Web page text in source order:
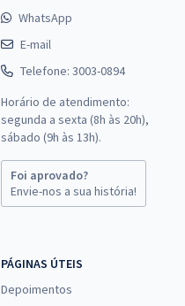
WhatsApp
E-mail
Telefone: 3003-0894
Horário de atendimento:
segunda a sexta (8h às 20h),
sábado (9h às 13h).
Foi aprovado?
Envie-nos a sua história!
PÁGINAS ÚTEIS
Depoimentos